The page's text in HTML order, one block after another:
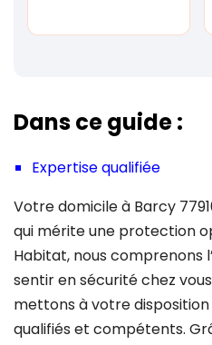
Dans ce guide :
Expertise qualifiée
Votre domicile à Barcy
qui mérite une protection
Habitat, nous comprenons
sentir en sécurité chez
mettons à votre
qualifiés et compétents.